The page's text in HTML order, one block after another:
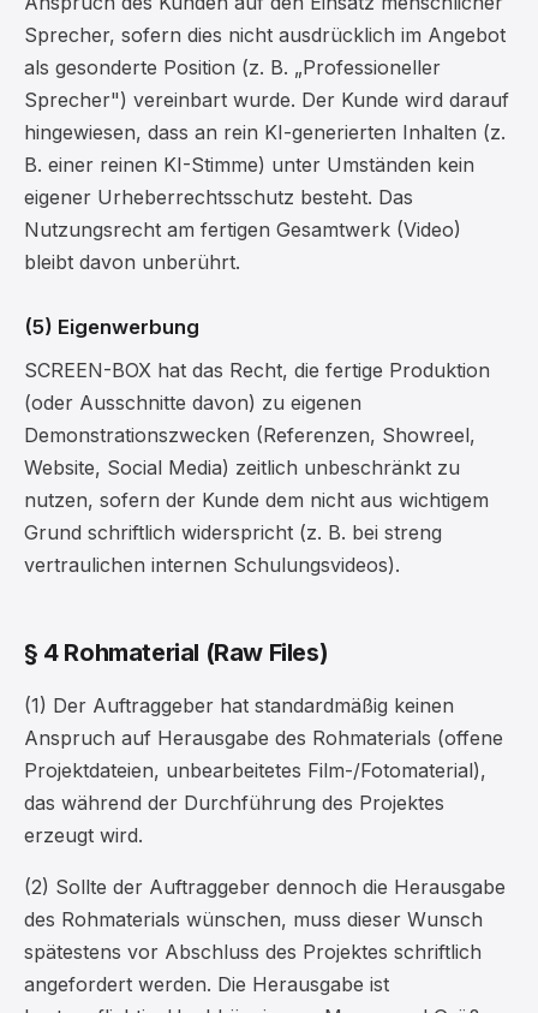
Sprecher, sofern dies nicht ausdrücklich im Angebot
als gesonderte Position (z. B. „Professioneller
Sprecher") vereinbart wurde. Der Kunde wird darauf
hingewiesen, dass an rein KI-generierten Inhalten (z.
B. einer reinen KI-Stimme) unter Umständen kein
eigener Urheberrechtsschutz besteht. Das
Nutzungsrecht am fertigen Gesamtwerk (Video)
bleibt davon unberührt.
(5) Eigenwerbung
SCREEN-BOX hat das Recht, die fertige Produktion
(oder Ausschnitte davon) zu eigenen
Demonstrationszwecken (Referenzen, Showreel,
Website, Social Media) zeitlich unbeschränkt zu
nutzen, sofern der Kunde dem nicht aus wichtigem
Grund schriftlich widerspricht (z. B. bei streng
vertraulichen internen Schulungsvideos).
§ 4 Rohmaterial (Raw Files)
(1) Der Auftraggeber hat standardmäßig keinen
Anspruch auf Herausgabe des Rohmaterials (offene
Projektdateien, unbearbeitetes Film-/Fotomaterial),
das während der Durchführung des Projektes
erzeugt wird.
(2) Sollte der Auftraggeber dennoch die Herausgabe
des Rohmaterials wünschen, muss dieser Wunsch
spätestens vor Abschluss des Projektes schriftlich
angefordert werden. Die Herausgabe ist